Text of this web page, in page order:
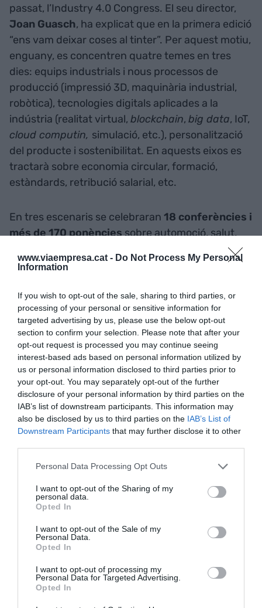
www.viaempresa.cat - Do Not Process My Personal
Information
If you wish to opt-out of the sale, sharing to third parties, or
processing of your personal or sensitive information for
targeted advertising by us, please use the below opt-out
section to confirm your selection. Please note that after your
opt-out request is processed you may continue seeing
interest-based ads based on personal information utilized by
us or personal information disclosed to third parties prior to
your opt-out. You may separately opt-out of the further
disclosure of your personal information by third parties on the
IAB’s list of downstream participants. This information may
also be disclosed by us to third parties on the IAB’s List of
Downstream Participants that may further disclose it to other
Personal Data Processing Opt Outs
I want to opt-out of the Sharing of my
personal data.
Opted In
I want to opt-out of the Sale of my
Personal Data.
Opted In
I want to opt-out of processing my
Personal Data for Targeted Advertising.
Opted In
passat, l’Industry 4.0 Congress. El seu director,
Joan Guasch, ha explicat que en la primera edició
“ens vam deixar coses al tinter”. Per aquest motiu,
enguany, es concentren quatre temes en tres
dies: equips industrials i nous processos de
producció (impressió 3D, maquinària industrial,
robòtica), tecnologies digitals aplicades a la
indústria (realitat virtual, blockchain, big data, IoT,
cloud computin, simulació, etc.), personalització
del producte i sostenibilitat. En aquests eixos es
tractarà sobre economia circular, formació,
estàndards, retribució salarial, etc.
En tres escenaris se celebraran 18 conferències i
més de 170 ponènciessobre automoció, salut,
Més novetats
L’exhibició inclourà la presentació de sis novetats
industrials al Factory innovation Theatre. També
acollirà l’Industry Startup Forum el segon dia
perquèstartups puguin entrar en contacte amb
corporacions industrials; i s’obre la porta als
alumnes de disciplines del ram amb el Taltent
Marketplace: “Reunim directors de RRHH per
donar a conèixer quins són els perfils i capacitats
currículum”, ha afirmat Planas.
Un país industrial
La directora general d’Indústria de la Generalitat
de Catalunya,
durant la presentació de l’Advanced Factories.
Segons Chacón,